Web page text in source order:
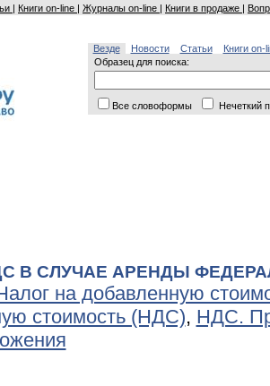
| Книги on-line | Журналы on-line | Книги в продаже |
Везде Новости Статьи
Книги on-
Образец для поиска:
Все словоформы Нечеткий
В СЛУЧАЕ АРЕНДЫ
на добавленную
стоимость (НДС), НДС.